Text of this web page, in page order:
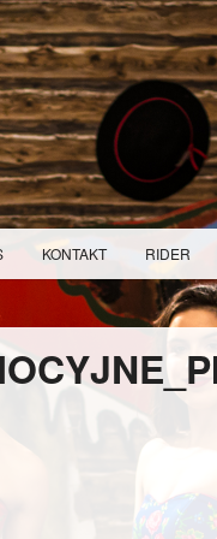
KONTAKT RIDER